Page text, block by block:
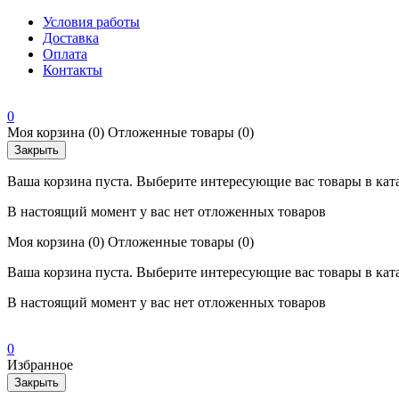
Условия работы
Доставка
Оплата
Контакты
0
Моя корзина (0) Отложенные товары (0)
Закрыть
Ваша корзина пуста. Выберите интересующие вас товары в
В настоящий момент у вас нет отложенных товаров
Моя корзина (0) Отложенные товары (0)
Ваша корзина пуста. Выберите интересующие вас товары в
В настоящий момент у вас нет отложенных товаров
0
Избранное
Закрыть